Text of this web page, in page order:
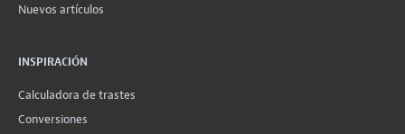
Nuevos artículos
INSPIRACIÓN
Calculadora de trastes
Conversiones